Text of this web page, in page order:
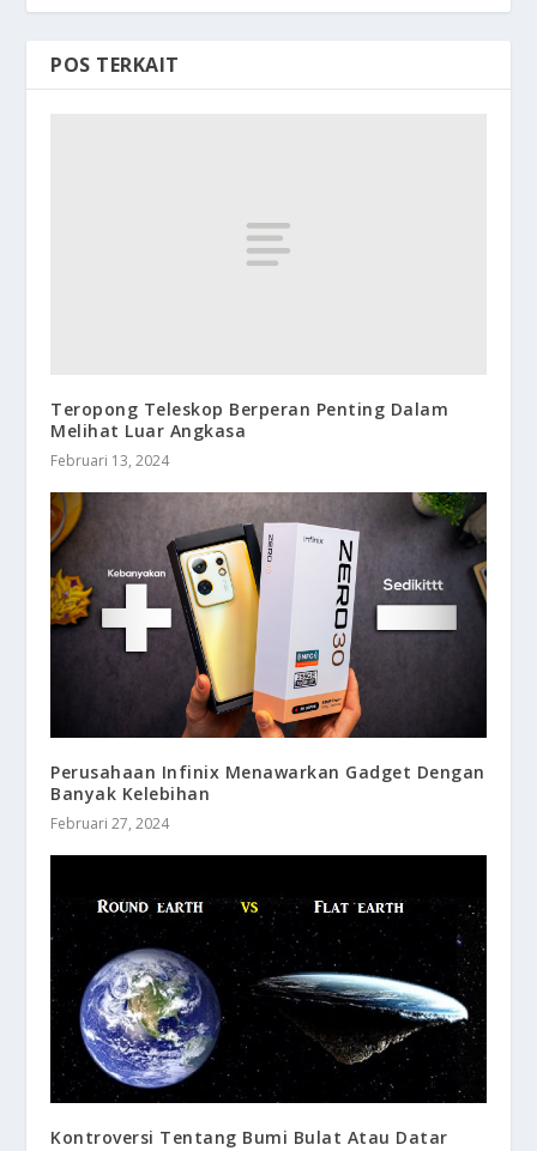
POS TERKAIT
Teropong Teleskop Berperan Penting Dalam
Melihat Luar Angkasa
Februari 13, 2024
Perusahaan Infinix Menawarkan Gadget Dengan
Banyak Kelebihan
Februari 27, 2024
Kontroversi Tentang Bumi Bulat Atau Datar